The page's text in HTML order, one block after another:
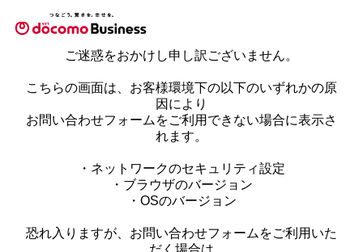
ご迷惑をおかけし申し訳ございません。
こちらの画面は、お客様環境下の以下のいずれかの原
因により
お問い合わせフォームをご利用できない場合に表示さ
れます。
・ネットワークのセキュリティ設定
・ブラウザのバージョン
・OSのバージョン
恐れ入りますが、お問い合わせフォームをご利用いた
だく場合は